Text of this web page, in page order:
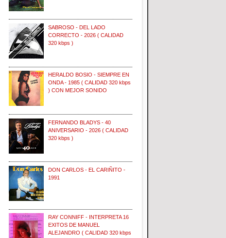
SABROSO - DEL LADO
CORRECTO - 2026 ( CALIDAD
320 kbps )
HERALDO BOSIO - SIEMPRE EN
ONDA - 1985 ( CALIDAD 320 kbps
) CON MEJOR SONIDO
FERNANDO BLADYS - 40
ANIVERSARIO - 2026 ( CALIDAD
320 kbps )
DON CARLOS - EL CARIÑITO -
1991
RAY CONNIFF - INTERPRETA 16
EXITOS DE MANUEL
ALEJANDRO ( CALIDAD 320 kbps